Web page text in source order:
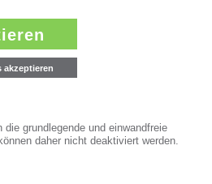
Kunststoffindustrie: Informieren Sie
über Ihre Produkte und